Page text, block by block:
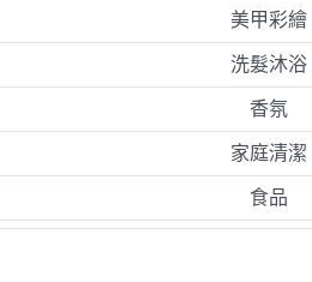
美甲彩繪
洗髮沐浴
香氛
家庭清潔
食品